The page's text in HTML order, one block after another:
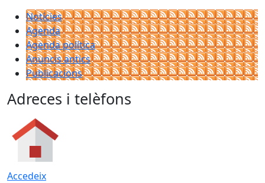
Notícies
Agenda
Agenda política
Anuncis antics
Publicacions
Adreces i telèfons
Accedeix